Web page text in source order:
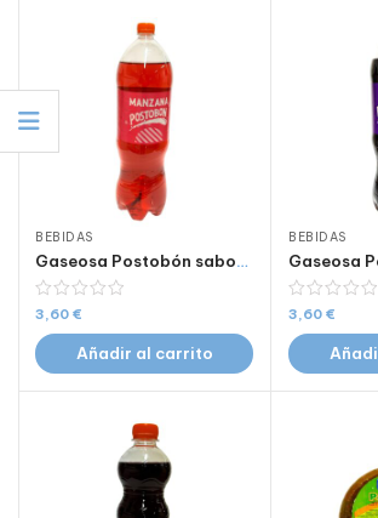
BEBIDAS
Gaseosa Postobón sabor Manzana 2 Litros
3,60 €
Añadir al carrito
BEBIDAS
3,60 €